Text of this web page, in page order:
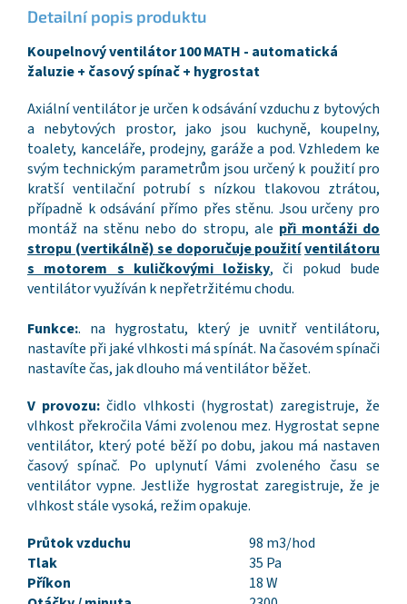
Detailní popis produktu
Koupelnový ventilátor 100 MATH - automatická
žaluzie + časový spínač + hygrostat
Axiální ventilátor je určen k odsávání vzduchu z bytových
a nebytových prostor, jako jsou kuchyně, koupelny,
toalety, kanceláře, prodejny, garáže a pod. Vzhledem ke
svým technickým parametrům jsou určený k použití pro
kratší ventilační potrubí s nízkou tlakovou ztrátou,
případně k odsávání přímo přes stěnu. Jsou určeny pro
montáž na stěnu nebo do stropu, ale při montáži do
stropu (vertikálně) se doporučuje použitíventilátoru
s motorem s kuličkovými ložisky, či pokud bude
ventilátor využíván k nepřetržitému chodu.
Funkce:. na hygrostatu, který je uvnitř ventilátoru,
nastavíte při jaké vlhkosti má spínát. Na časovém spínači
nastavíte čas, jak dlouho má ventilátor běžet.
V provozu: čidlo vlhkosti (hygrostat) zaregistruje, že
vlhkost překročila Vámi zvolenou mez. Hygrostat sepne
ventilátor, který poté běží po dobu, jakou má nastaven
časový spínač. Po uplynutí Vámi zvoleného času se
ventilátor vypne. Jestliže hygrostat zaregistruje, že je
vlhkost stále vysoká, režim opakuje.
Průtok vzduchu
98 m3/hod
Tlak
35 Pa
Příkon
18 W